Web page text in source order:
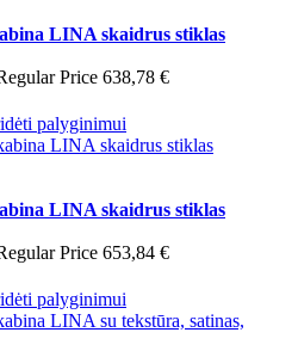
LINA skaidrus stiklas
Price 638,78 €
palyginimui
LINA skaidrus stiklas
Price 653,84 €
palyginimui